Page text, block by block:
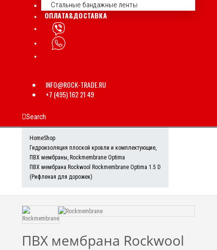
Стальные бандажные ленты
ОПЛАТА&ДОСТАВКА
INFO@ROCK-TRADE.RU
+7 (495) 162 21 49
Search
HomeShop
Гидроизоляция плоской кровли и комплектующие,
ПВХ мембраны, Rockmembrane Optima
ПВХ мембрана Rockwool Rockmembrane Optima 1.5 D
(Рифленая для дорожек)
ПВХ мембрана Rockwool